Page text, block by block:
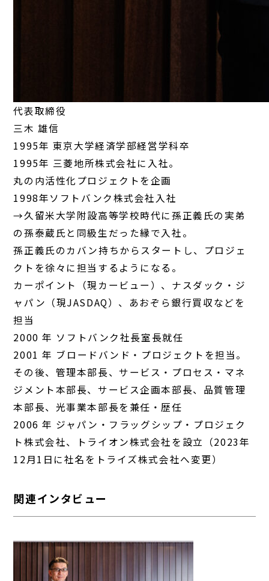
代表取締役
三木 雄信
1995年 東京大学経済学部経営学科卒
1995年 三菱地所株式会社に入社。
丸の内活性化プロジェクトを企画
1998年ソフトバンク株式会社入社
→久留米大学附設高等学校時代に孫正義氏の実弟
の孫泰蔵氏と同級生だった縁で入社。
孫正義氏のカバン持ちからスタートし、プロジェ
クトを徐々に担当するようになる。
カーポイント（現カービュー）、ナスダック・ジ
ャパン（現JASDAQ）、あおぞら銀行買収などを
担当
2000 年 ソフトバンク社長室長就任
2001 年 ブロードバンド・プロジェクトを担当。
その後、管理本部長、サービス・プロセス・マネ
ジメント本部長、サービス企画本部長、品質管理
本部長、光事業本部長を兼任・歴任
2006 年 ジャパン・フラッグシップ・プロジェク
ト株式会社、トライオン株式会社を設立（2023年
12月1日に社名をトライズ株式会社へ変更）
関連インタビュー